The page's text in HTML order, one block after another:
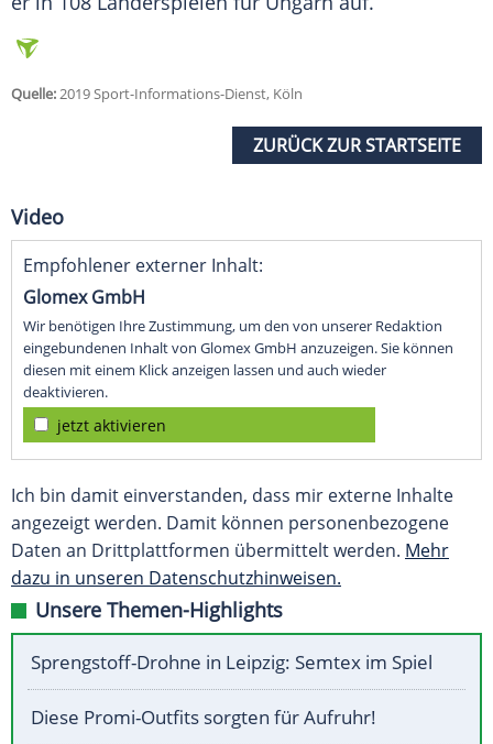
Quelle:2019 Sport-Informations-Dienst, Köln
ZURÜCK ZUR STARTSEITE
Video
Empfohlener externer Inhalt:
Glomex GmbH
Wir benötigen Ihre Zustimmung, um den von unserer Redaktion
eingebundenen Inhalt von Glomex GmbH anzuzeigen. Sie können
diesen mit einem Klick anzeigen lassen und auch wieder
deaktivieren.
jetzt aktivieren
Ich bin damit einverstanden, dass mir externe Inhalte
angezeigt werden. Damit können personenbezogene
Daten an Drittplattformen übermittelt werden. Mehr
dazu in unseren Datenschutzhinweisen.
Unsere Themen-Highlights
Sprengstoff-Drohne in Leipzig: Semtex im Spiel
Diese Promi-Outfits sorgten für Aufruhr!